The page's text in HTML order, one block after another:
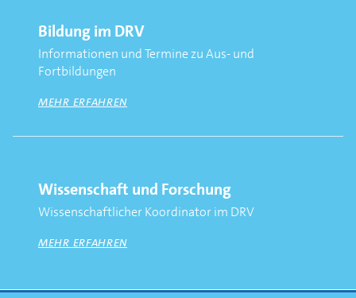
Bildung im DRV
Informationen und Termine zu Aus- und
Fortbildungen
MEHR ERFAHREN
Wissenschaft und Forschung
Wissenschaftlicher Koordinator im DRV
MEHR ERFAHREN